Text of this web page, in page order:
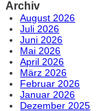
Archiv
August 2026
Juli 2026
Juni 2026
Mai 2026
April 2026
März 2026
Februar 2026
Januar 2026
Dezember 2025